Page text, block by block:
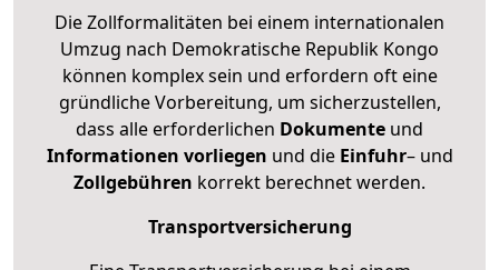
Die Zollformalitäten bei einem internationalen
Umzug nach Demokratische Republik Kongo
können komplex sein und erfordern oft eine
gründliche Vorbereitung, um sicherzustellen,
dass alle erforderlichen Dokumente und
Informationen vorliegen und die Einfuhr– und
Zollgebühren korrekt berechnet werden.
Transportversicherung